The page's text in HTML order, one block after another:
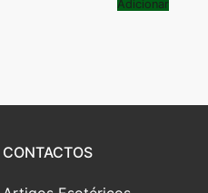
Adicionar
CONTACTOS